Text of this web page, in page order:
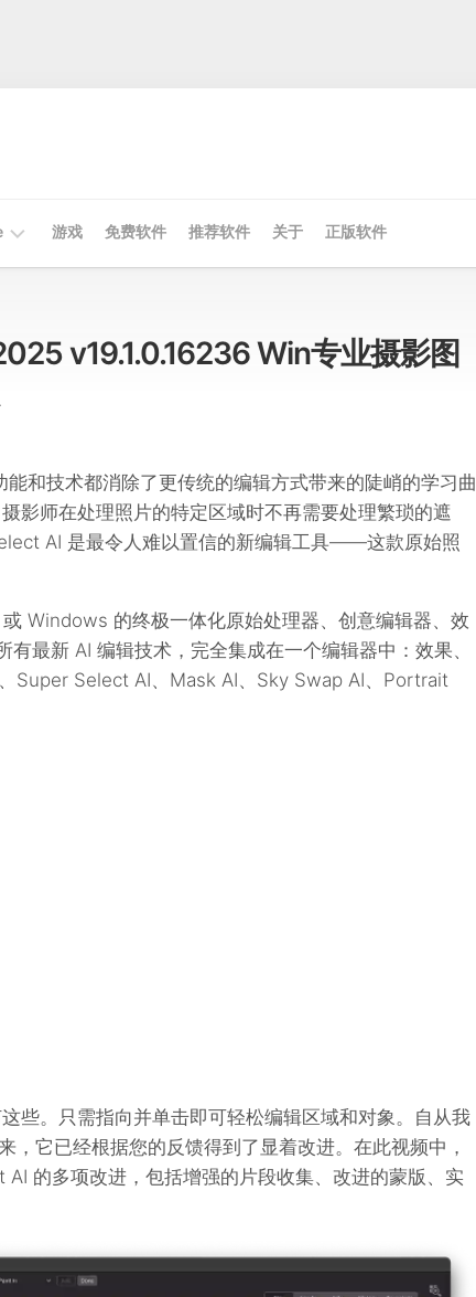
游戏 免费软件 推荐软件 关于 正版软件
v19.1.0.16236 Win专业摄影图
能和技术都消除了更传统的编辑方式带来的陡峭的学习曲
影师在处理照片的特定区域时不再需要处理繁琐的遮
AI 是最令人难以置信的新编辑工具——这款原始照
Windows 的终极一体化原始处理器、创意编辑器、效
最新 AI 编辑技术，完全集成在一个编辑器中：效果、
Super Select AI、Mask AI、Sky Swap AI、Portrait
些。只需指向并单击即可轻松编辑区域和对象。自从我
它已经根据您的反馈得到了显着改进。在此视频中，
的多项改进，包括增强的片段收集、改进的蒙版、实